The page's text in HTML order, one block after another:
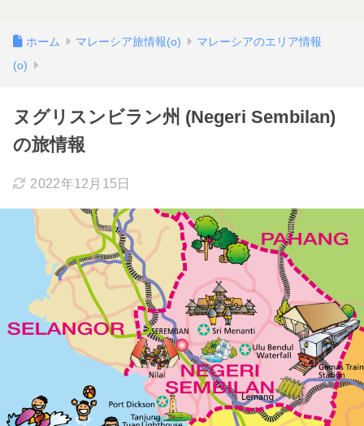
ホーム マレーシア旅情報(o)
マレーシアのエリア情報
(o)
ヌグリスンビラン州 (Negeri Sembilan)
の旅情報
2022年12月15日